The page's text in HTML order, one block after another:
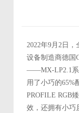
2022年9月2日
设备制造商德国
——MX-LP2.1系
用了小巧的65%
PROFILE RGB
效，还拥有小巧